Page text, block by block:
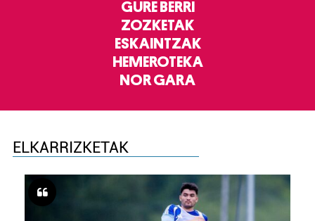
GURE BERRI
ZOZKETAK
ESKAINTZAK
HEMEROTEKA
NOR GARA
ELKARRIZKETAK